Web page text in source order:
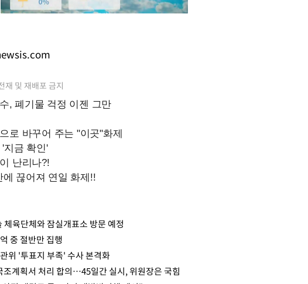
및 재배포 금지
육단체와 잠실개표소 방문 예정
중 절반만 집행
위 '투표지 부족' 수사 본격화
계획서 처리 합의…45일간 실시, 위원장은 국힘